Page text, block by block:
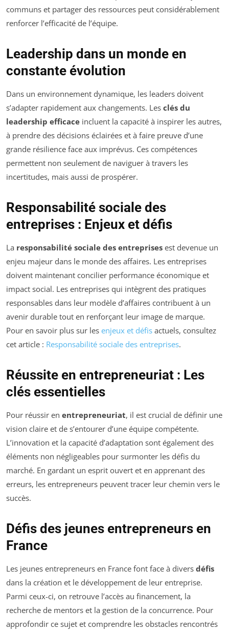
communs et partager des ressources peut considérablement
renforcer l’efficacité de l’équipe.
Leadership dans un monde en
constante évolution
Dans un environnement dynamique, les leaders doivent
s’adapter rapidement aux changements. Les clés du
leadership efficace incluent la capacité à inspirer les autres,
à prendre des décisions éclairées et à faire preuve d’une
grande résilience face aux imprévus. Ces compétences
permettent non seulement de naviguer à travers les
incertitudes, mais aussi de prospérer.
Responsabilité sociale des
entreprises : Enjeux et défis
La responsabilité sociale des entreprises est devenue un
enjeu majeur dans le monde des affaires. Les entreprises
doivent maintenant concilier performance économique et
impact social. Les entreprises qui intègrent des pratiques
responsables dans leur modèle d’affaires contribuent à un
avenir durable tout en renforçant leur image de marque.
Pour en savoir plus sur les enjeux et défis actuels, consultez
cet article : Responsabilité sociale des entreprises.
Réussite en entrepreneuriat : Les
clés essentielles
Pour réussir en entrepreneuriat, il est crucial de définir une
vision claire et de s’entourer d’une équipe compétente.
L’innovation et la capacité d’adaptation sont également des
éléments non négligeables pour surmonter les défis du
marché. En gardant un esprit ouvert et en apprenant des
erreurs, les entrepreneurs peuvent tracer leur chemin vers le
succès.
Défis des jeunes entrepreneurs en
France
Les jeunes entrepreneurs en France font face à divers défis
dans la création et le développement de leur entreprise.
Parmi ceux-ci, on retrouve l’accès au financement, la
recherche de mentors et la gestion de la concurrence. Pour
approfondir ce sujet et comprendre les obstacles rencontrés